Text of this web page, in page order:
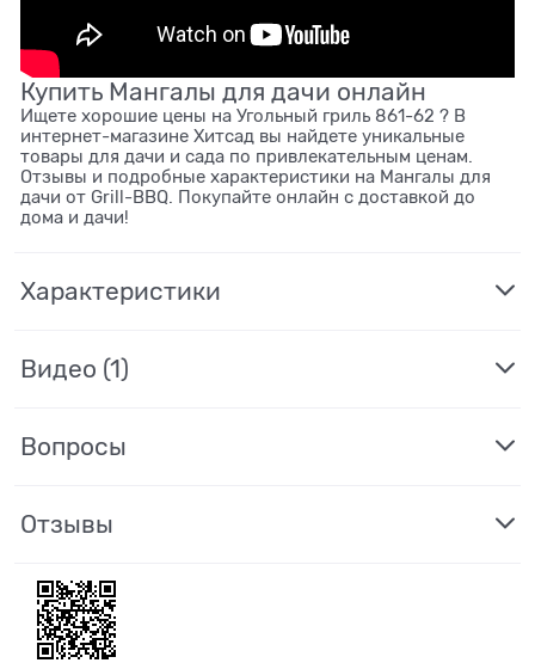
Купить Мангалы для дачи онлайн
Ищете хорошие цены на Угольный гриль 861-62 ? В
интернет-магазине Хитсад вы найдете уникальные
товары для дачи и сада по привлекательным ценам.
Отзывы и подробные характеристики на Мангалы для
дачи от Grill-BBQ. Покупайте онлайн с доставкой до
дома и дачи!
Характеристики
Видео (1)
Вопросы
Отзывы